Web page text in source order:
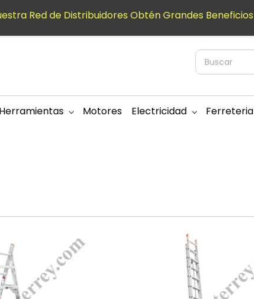
Herramientas Motores Electricidad Ferreteria
Red de Distribuidores Obtén Grandes Beneficios